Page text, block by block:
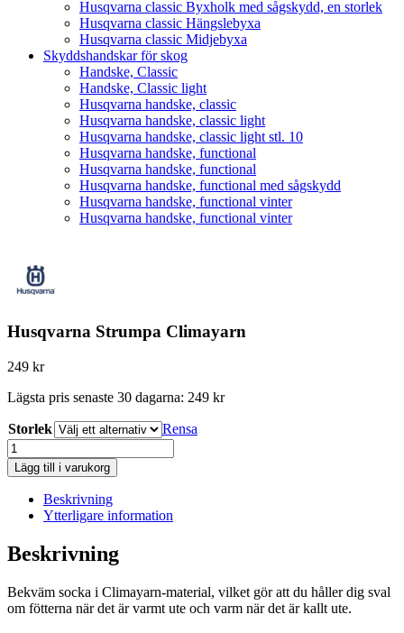
Husqvarna classic Byxholk med sågskydd, en storlek
Husqvarna classic Hängslebyxa
Husqvarna classic Midjebyxa
Skyddshandskar för skog
Handske, Classic
Handske, Classic light
Husqvarna handske, classic
Husqvarna handske, classic light
Husqvarna handske, classic light stl. 10
Husqvarna handske, functional
Husqvarna handske, functional
Husqvarna handske, functional med sågskydd
Husqvarna handske, functional vinter
Husqvarna handske, functional vinter
Husqvarna Strumpa Climayarn
249 kr
Lägsta pris senaste 30 dagarna: 249 kr
Storlek
Rensa
Husqvarna
Strumpa
Climayarn
mängd
Lägg till i varukorg
Beskrivning
Ytterligare information
Beskrivning
Bekväm socka i Climayarn-material, vilket gör att du håller dig sval
om fötterna när det är varmt ute och varm när det är kallt ute.